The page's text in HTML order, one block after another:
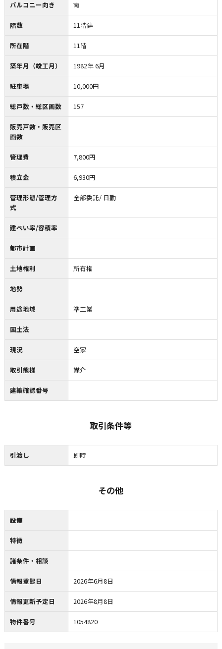
バルコニー向き 南
階数 11階建
所在階 11階
築年月（竣工月） 1982年 6月
駐車場 10,000円
総戸数・総区画数 157
販売戸数・販売区
画数
管理費 7,800円
積立金 6,930円
管理形態/管理方
式
全部委託/ 日勤
建ぺい率/容積率
都市計画
土地権利 所有権
地勢
用途地域 準工業
国土法
現況 空家
取引態様 媒介
建築確認番号
取引条件等
引渡し 即時
その他
設備
特徴
諸条件・相談
情報登録日 2026年6月8日
情報更新予定日 2026年8月8日
物件番号 1054820